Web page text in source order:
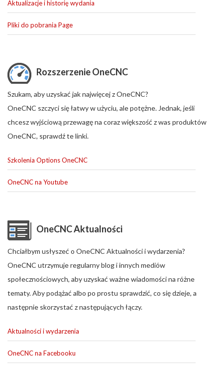
Aktualizacje i historię wydania
Pliki do pobrania Page
Rozszerzenie OneCNC
Szukam, aby uzyskać jak najwięcej z OneCNC?
OneCNC szczyci się łatwy w użyciu, ale potężne. Jednak, jeśli
chcesz wyjściową przewagę na coraz większość z was produktów
OneCNC, sprawdź te linki.
Szkolenia Options OneCNC
OneCNC na Youtube
OneCNC Aktualności
Chciałbym usłyszeć o OneCNC Aktualności i wydarzenia?
OneCNC utrzymuje regularny blog i innych mediów
społecznościowych, aby uzyskać ważne wiadomości na różne
tematy. Aby podążać albo po prostu sprawdzić, co się dzieje, a
następnie skorzystać z następujących łączy.
Aktualności i wydarzenia
OneCNC na Facebooku